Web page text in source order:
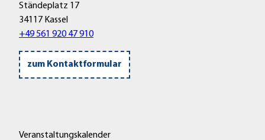
Ständeplatz 17
34117 Kassel
+49 561 920 47 910
zum Kontaktformular
Veranstaltungskalender